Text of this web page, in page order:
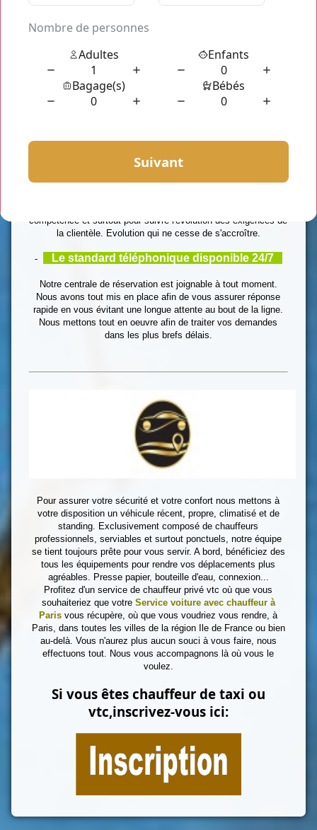
sur mesure, ce qui est notre avantage majeur. Notre
aux besoins de chaque usager ou groupe d'usagers.
Chauffeur privé Paris
est composé d'une équipe de
-Des Chauffeurs qualifiés
Parce que votre satisfaction et sécurité priment, nous nous
assurons toujours d'apporter une amélioration à nos
compétence et surtout pour suivre l'évolution des exigences de
la clientèle. Evolution qui ne cesse de s'accroître.
- Le standard téléphonique disponible 24/7
Notre centrale de réservation est joignable à tout moment.
Nous avons tout mis en place afin de vous assurer réponse
rapide en vous évitant une longue attente au bout de la ligne.
Nous mettons tout en oeuvre afin de traiter vos demandes
dans les plus brefs délais.
Pour assurer votre sécurité et votre confort nous mettons à
votre disposition un véhicule récent, propre, climatisé et de
standing. Exclusivement composé de chauffeurs
professionnels, serviables et surtout ponctuels, notre équipe
se tient toujours prête pour vous servir. A bord, bénéficiez des
tous les équipements pour rendre vos déplacements plus
agréables. Presse papier, bouteille d'eau, connexion...
Profitez d'un service de chauffeur privé vtc où que vous
souhaiteriez que votre Service voiture avec chauffeur à
Paris vous récupère, où que vous voudriez vous rendre, à
Paris, dans toutes les villes de la région Ile de France ou bien
au-delà. Vous n'aurez plus aucun souci à vous faire, nous
effectuons tout. Nous vous accompagnons là où vous le
voulez.
Si vous êtes chauffeur de taxi ou
vtc,inscrivez-vous ici: